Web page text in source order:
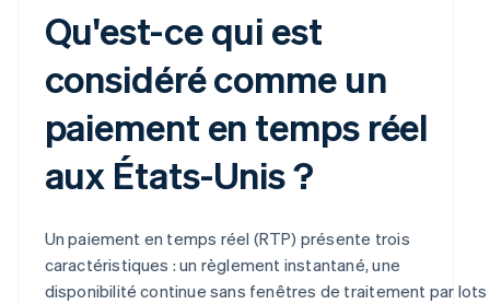
Qu'est-ce qui est
considéré comme un
paiement en temps réel
aux États-Unis ?
Un paiement en temps réel (RTP) présente trois
caractéristiques : un règlement instantané, une
disponibilité continue sans fenêtres de traitement par lots